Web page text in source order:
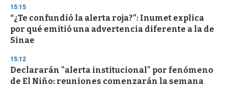
s
e
o
n
15:15
“¿Te confundió la alerta roja?”: Inumet explica
por qué emitió una advertencia diferente a la de
Sinae
15:12
Declararán "alerta institucional" por fenómeno
de El Niño: reuniones comenzarán la semana